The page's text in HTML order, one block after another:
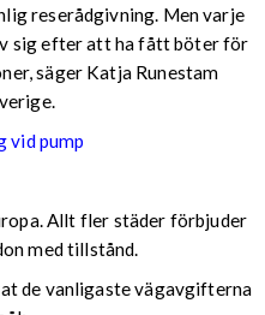
reserådgivning. Men varje
sig efter att ha fått böter för
säger Katja Runestam
vid pump
Allt fler städer förbjuder
med tillstånd.
de vanligaste vägavgifterna